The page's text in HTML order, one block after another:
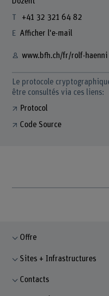
+41 32 321 64 82
Afficher l'e-mail
www.bfh.ch/fr/rolf-haenni
Le protocole
être consultés via ces liens:
Protocol
Code Source
Offre
Sites + Infrastructures
Contacts